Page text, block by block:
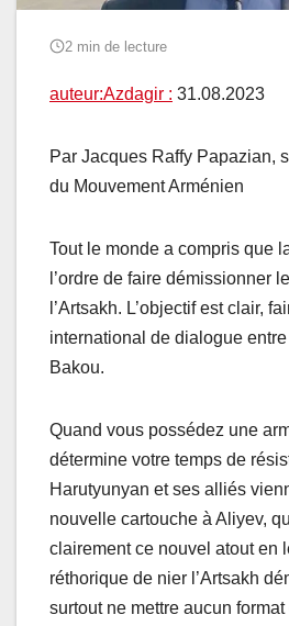
2 min de lecture
auteur:Azdagir : 31.08.2023
Par Jacques Raffy Papazian,
du Mouvement Arménien
Tout le monde a compris que
l’ordre de faire démissionner
l’Artsakh. L’objectif est clair,
international de dialogue
Bakou.
Quand vous possédez une
détermine votre temps de
Harutyunyan et ses alliés
nouvelle cartouche à Aliyev,
clairement ce nouvel atout en
réthorique de nier l’Artsakh
surtout ne mettre aucun